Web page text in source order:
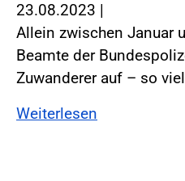
23.08.2023 |
Allein zwischen Januar
Beamte der
Zuwanderer auf – so
Weiterlesen